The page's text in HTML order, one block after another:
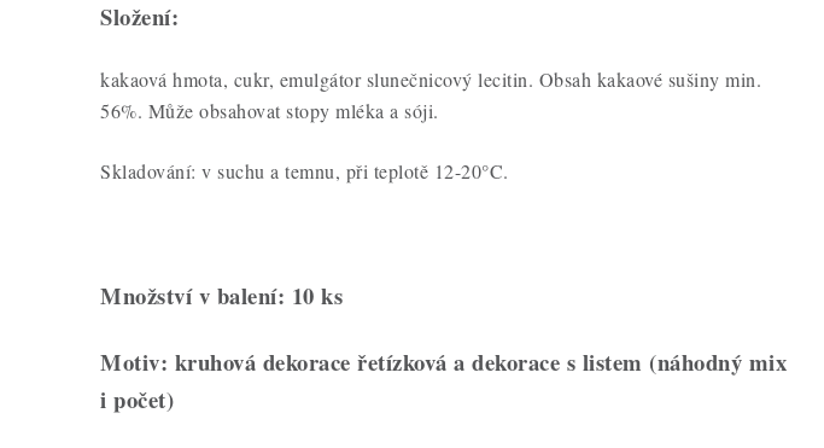
Složení:
kakaová hmota, cukr, emulgátor slunečnicový lecitin. Obsah kakaové sušiny min.
56%. Může obsahovat stopy mléka a sóji.
Skladování: v suchu a temnu, při teplotě 12-20°C.
Množství v balení: 10 ks
Motiv: kruhová dekorace řetízková a dekorace s listem (náhodný mix
i počet)